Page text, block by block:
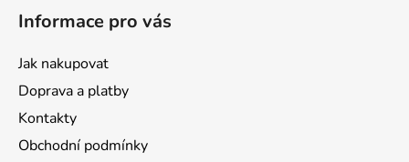
Informace pro vás
Jak nakupovat
Doprava a platby
Kontakty
Obchodní podmínky